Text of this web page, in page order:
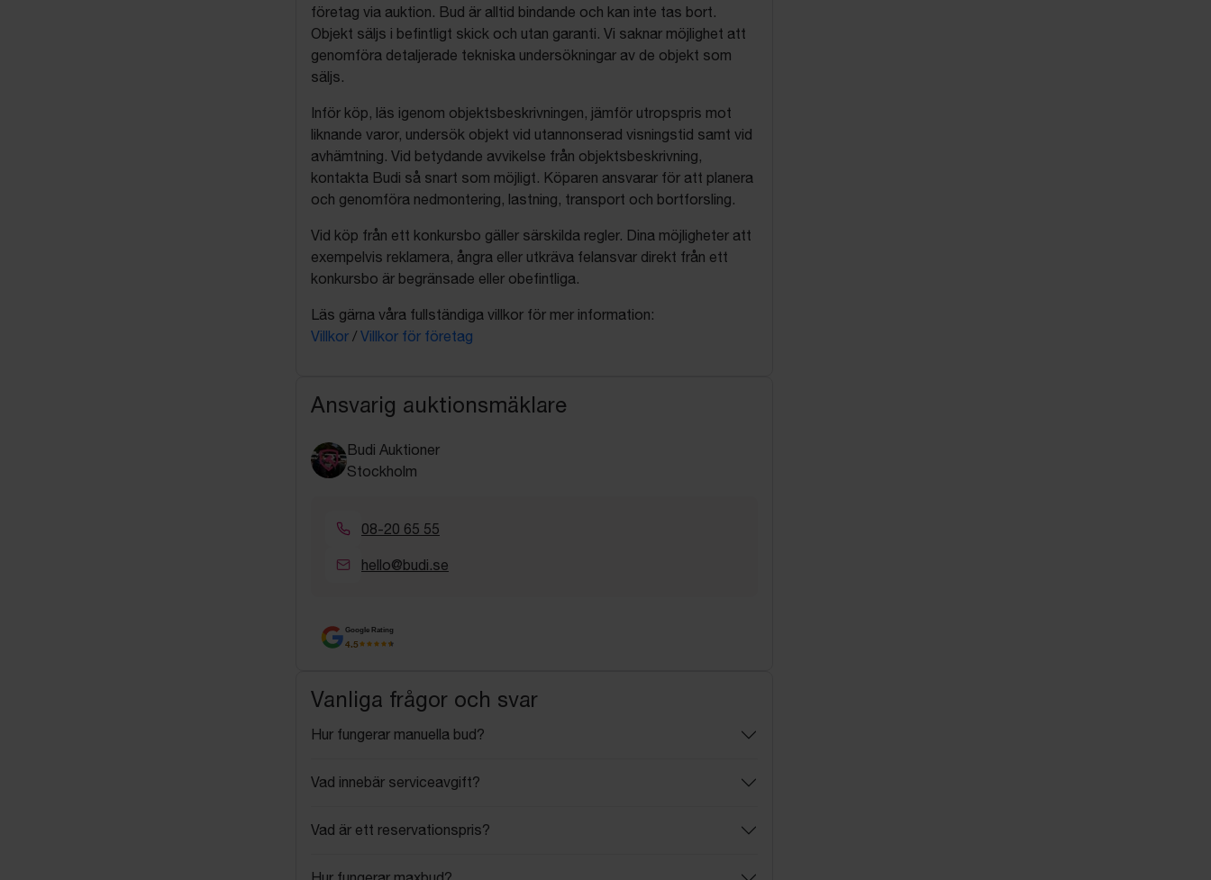
företag via auktion. Bud är alltid bindande och kan inte tas bort.
Objekt säljs i befintligt skick och utan garanti. Vi saknar möjlighet att
genomföra detaljerade tekniska undersökningar av de objekt som
säljs.
Inför köp, läs igenom objektsbeskrivningen, jämför utropspris mot
liknande varor, undersök objekt vid utannonserad visningstid samt vid
avhämtning. Vid betydande avvikelse från objektsbeskrivning,
kontakta Budi så snart som möjligt. Köparen ansvarar för att planera
och genomföra nedmontering, lastning, transport och bortforsling.
Vid köp från ett konkursbo gäller särskilda regler. Dina möjligheter att
exempelvis reklamera, ångra eller utkräva felansvar direkt från ett
konkursbo är begränsade eller obefintliga.
Läs gärna våra fullständiga villkor för mer information:
Villkor / Villkor för företag
Ansvarig auktionsmäklare
Budi Auktioner
Stockholm
08-20 65 55
hello@budi.se
Google Rating
4.5
Vanliga frågor och svar
Hur fungerar manuella bud?
Vad innebär serviceavgift?
Vad är ett reservationspris?